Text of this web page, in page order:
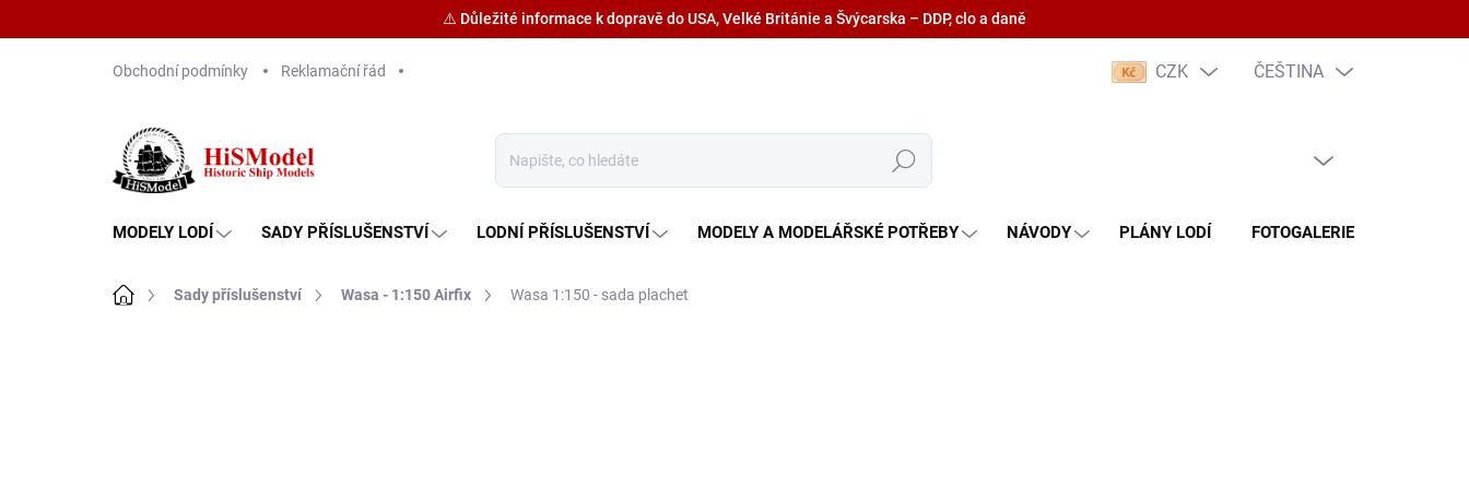
Obchodní podmínky Reklamační řád CZK ČEŠTINA
Hledat
MODELY LODÍ SADY PŘÍSLUŠENSTVÍ LODNÍ PŘÍSLUŠENSTVÍ MODELY A MODELÁŘSKÉ POTŘEBY NÁVODY PLÁNY LODÍ FOTOGALERIE
Domů Sady příslušenství Wasa - 1:150 Airfix Wasa 1:150 - sada plachet
⚠️ Důležité informace k dopravě do USA, Velké Británie a Švýcarska – DDP, clo a daně